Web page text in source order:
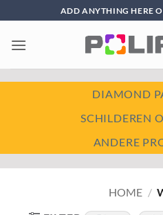
naar
inhoud
ADD ANYTHING HERE
DIAMOND
SCHILDEREN
ANDERE
HOME /